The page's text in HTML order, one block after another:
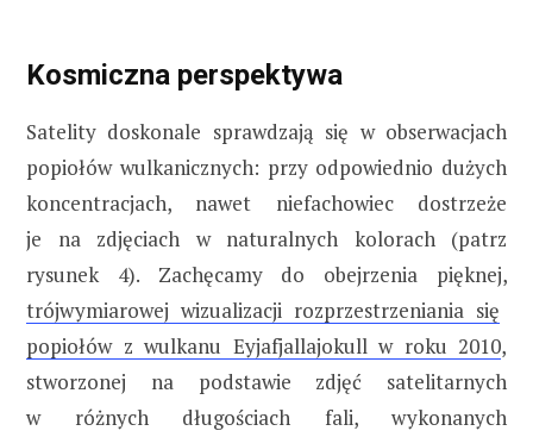
Kosmiczna perspektywa
Satelity doskonale sprawdzają się w obserwacjach
popiołów wulkanicznych: przy odpowiednio dużych
koncentracjach, nawet niefachowiec dostrzeże
je na zdjęciach w naturalnych kolorach (patrz
rysunek 4). Zachęcamy do obejrzenia pięknej,
trójwymiarowej wizualizacji rozprzestrzeniania się
popiołów z wulkanu Eyjafjallajokull w roku 2010,
stworzonej na podstawie zdjęć satelitarnych
w różnych długościach fali, wykonanych